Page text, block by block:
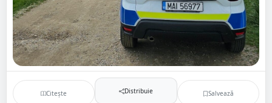
Citește Distribuie Salvează